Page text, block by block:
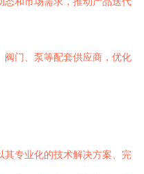
阀门、泵等配套供应商，优化
其专业化的技术解决方案、完